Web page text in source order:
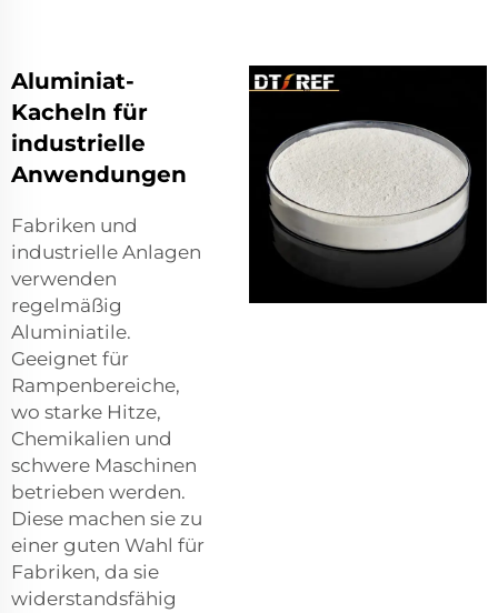
Aluminiat-
Kacheln für
industrielle
Anwendungen
Fabriken und
industrielle Anlagen
verwenden
regelmäßig
Aluminiatile.
Geeignet für
Rampenbereiche,
wo starke Hitze,
Chemikalien und
schwere Maschinen
betrieben werden.
Diese machen sie zu
einer guten Wahl für
Fabriken, da sie
widerstandsfähig